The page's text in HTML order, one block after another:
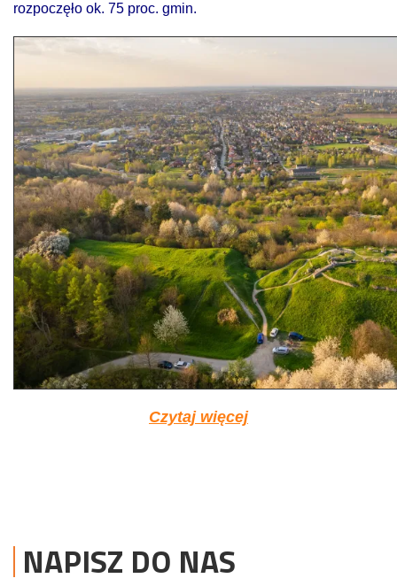
rozpoczęło ok. 75 proc. gmin.
Czytaj więcej
NAPISZ DO NAS